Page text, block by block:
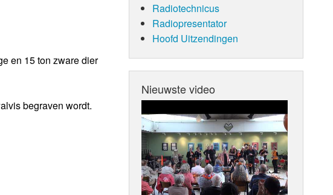
en 15 ton zware dier
begraven wordt.
Radiotechnicus
Radiopresentator
Hoofd Uitzendingen
Nieuwste video